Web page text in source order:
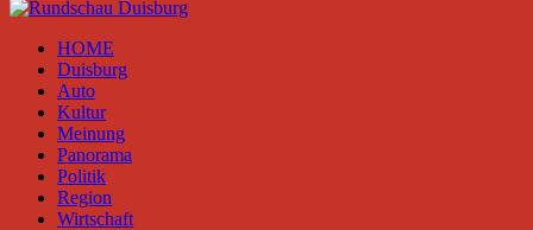
HOME
Duisburg
Auto
Kultur
Meinung
Panorama
Politik
Region
Wirtschaft